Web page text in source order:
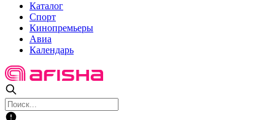
Каталог
Спорт
Кинопремьеры
Авиа
Календарь